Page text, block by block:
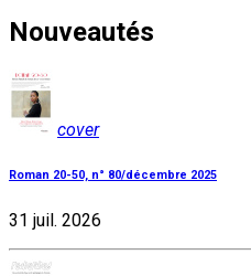
Nouveautés
cover
Roman 20-50, n° 80/décembre 2025
31 juil. 2026